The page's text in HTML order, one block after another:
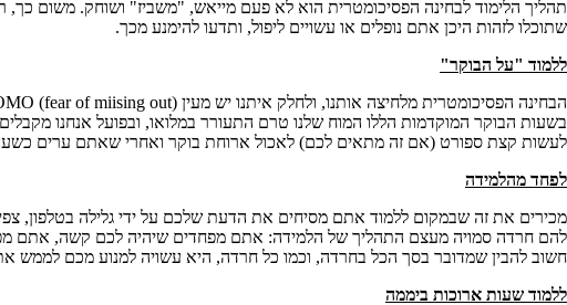
תהליך הלימוד לבחינה הפסיכומטרית הוא לא פעם מייאש, "משביז" ושוחק. משום
שתוכלו לזהות היכן אתם נופלים או עשויים ליפול, ותדעו להימנע מכך.
ללמוד "על הבוקר"
בשעות הבוקר המוקדמות הללו המוח שלנו טרם התעורר במלואו, ובפועל אנחנו
לעשות קצת ספורט (אם זה מתאים לכם) לאכול ארוחת בוקר ואחרי שאתם ערים
לפחד מהלמידה
מכירים את זה שבמקום ללמוד אתם מסיחים את הדעת שלכם על ידי גלילה בטלפון,
להם חרדה סמויה מעצם התהליך של הלמידה: אתם מפחדים שיהיה לכם קשה, אתם
חשוב להבין שמדובר בסך הכל בחרדה, וכמו כל חרדה, היא עשויה למנוע מכם לממש
ללמוד שעות ארוכות ביממה